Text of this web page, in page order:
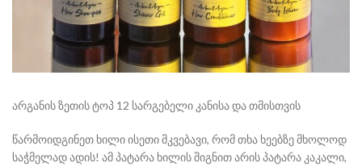
არგანის ზეთის ტოპ 12 სარგებელი კანისა და თმისთვის
წარმოიდგინეთ ხილი ისეთი მკვებავი, რომ თხა ხეებზე მხოლოდ
საჭმელად ადის! ამ პატარა ხილის შიგნით არის პატარა კაკალი,